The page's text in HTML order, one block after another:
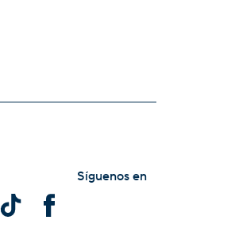
Síguenos en